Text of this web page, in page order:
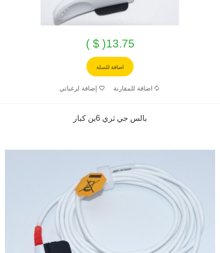
13.75( $ )
اضافة للسلة
اضافة للمقارنة إضافة لرغباتي
بالس جي ثري 6بن كبار